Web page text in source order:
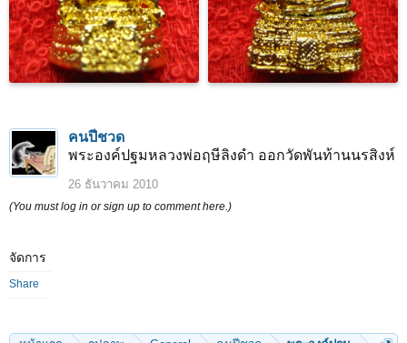
คนปีชวด
พระองค์ปฐมหลวงพ่อฤษีลิงดำ ออกวัดพันท้านนรสิงห์
26 ธันวาคม 2010
(You must log in or sign up to comment here.)
จัดการ
Share